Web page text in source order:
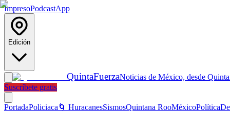
ImpresoPodcastApp
Edición
QuintaFuerzaNoticias de México, desde
Suscríbete gratis
PortadaPoliciaca 🌀 HuracanesSismosQuintana RooMéxicoPolítica